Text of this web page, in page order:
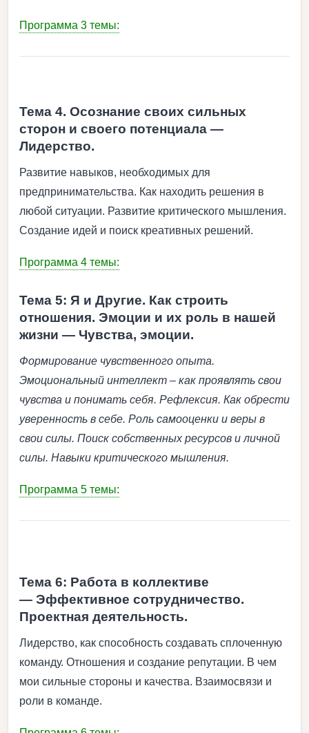
Программа 3 темы:
Тема 4. Осознание своих сильных
сторон и своего потенциала —
Лидерство.
Развитие навыков, необходимых для
предпринимательства. Как находить решения в
любой ситуации. Развитие критического мышления.
Создание идей и поиск креативных решений.
Программа 4 темы:
Тема 5: Я и Другие. Как строить
отношения. Эмоции и их роль в нашей
жизни — Чувства, эмоции.
Формирование чувственного опыта.
Эмоциональный интеллект – как проявлять свои
чувства и понимать себя. Рефлексия. Как обрести
уверенность в себе. Роль самооценки и веры в
свои силы. Поиск собственных ресурсов и личной
силы. Навыки критического мышления.
Программа 5 темы:
Тема 6: Работа в коллективе
— Эффективное сотрудничество.
Проектная деятельность.
Лидерство, как способность создавать сплоченную
команду. Отношения и создание репутации. В чем
мои сильные стороны и качества. Взаимосвязи и
роли в команде.